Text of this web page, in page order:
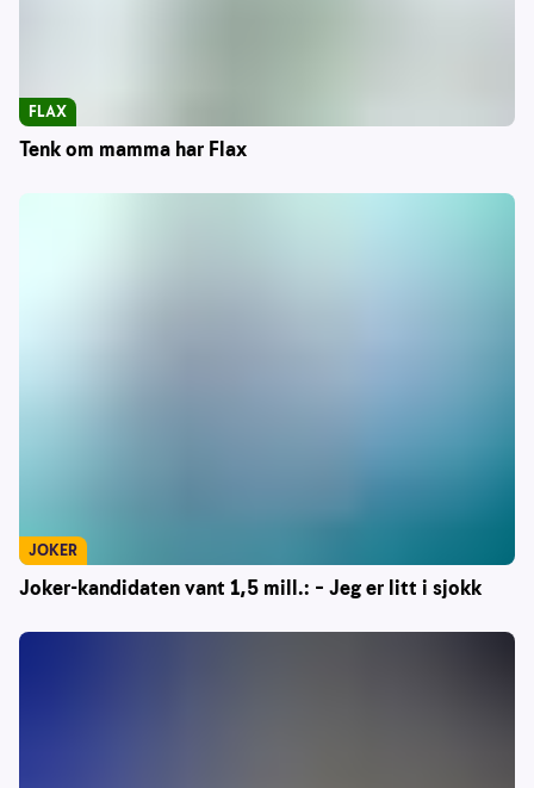
Tenk om mamma har Flax
FLAX
Joker-kandidaten vant 1,5 mill.: – Jeg er litt i sjokk
JOKER